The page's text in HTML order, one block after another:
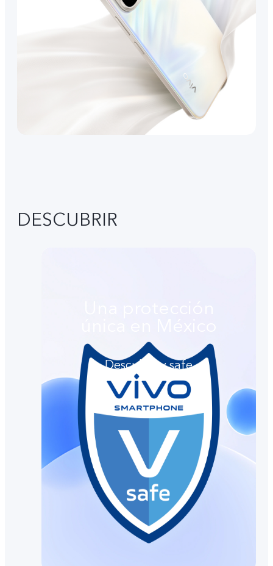
DESCUBRIR
Descubre v.safe